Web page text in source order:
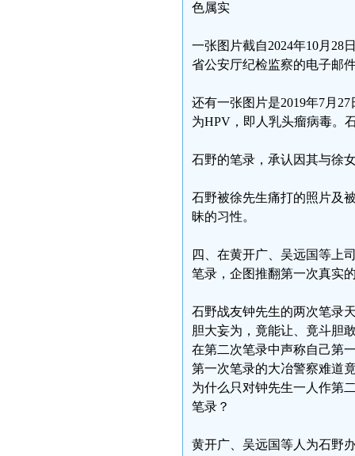
色属实
一张图片截自2024年10月28
省公安厅纪检监察的电子邮
还有一张图片是2019年7月
为HPV，即人乳头瘤病毒。
石野的笔录，承认因其与徐
石野被徐先生痛打的照片及
昧的习性。
四、在黄开广、吴远国等上
笔录，企图推翻第一次真实
石野战友钟先生的两次笔录
胆大妄为，竟能让、竟斗胆
在第二次笔录中声称自己第
第一次笔录的大冶警察难道
为什么只对钟先生一人作第
笔录？
黄开广、吴远国等人为石野